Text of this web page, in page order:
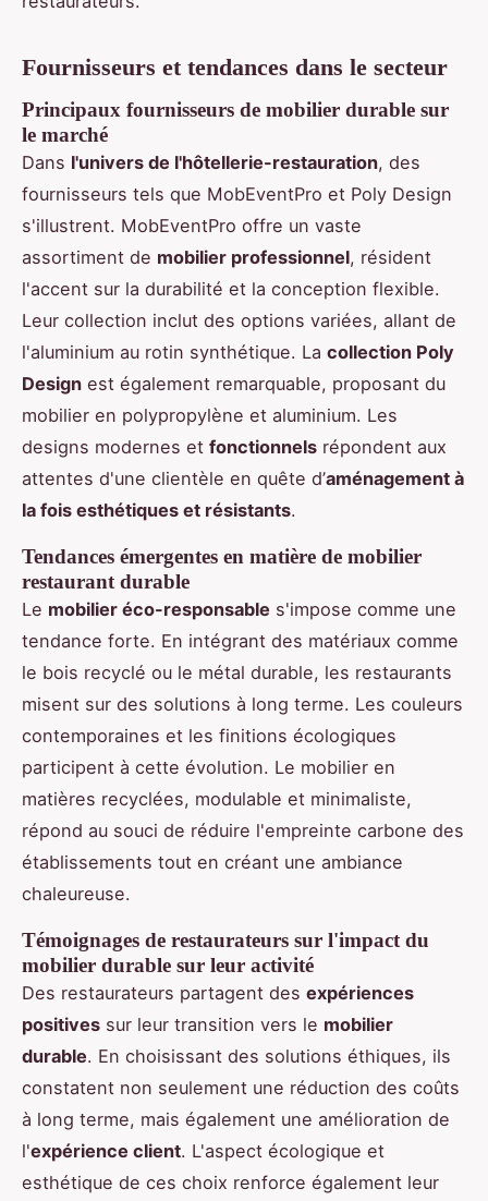
Fournisseurs et tendances dans le secteur
Principaux fournisseurs de mobilier durable sur
le marché
Dans l'univers de l'hôtellerie-restauration, des
fournisseurs tels que MobEventPro et Poly Design
s'illustrent. MobEventPro offre un vaste
assortiment de mobilier professionnel, résident
l'accent sur la durabilité et la conception flexible.
Leur collection inclut des options variées, allant de
l'aluminium au rotin synthétique. La collection Poly
Design est également remarquable, proposant du
mobilier en polypropylène et aluminium. Les
designs modernes et fonctionnels répondent aux
attentes d'une clientèle en quête d’aménagement à
la fois esthétiques et résistants.
Tendances émergentes en matière de mobilier
restaurant durable
Le mobilier éco-responsable s'impose comme une
tendance forte. En intégrant des matériaux comme
le bois recyclé ou le métal durable, les restaurants
misent sur des solutions à long terme. Les couleurs
contemporaines et les finitions écologiques
participent à cette évolution. Le mobilier en
matières recyclées, modulable et minimaliste,
répond au souci de réduire l'empreinte carbone des
établissements tout en créant une ambiance
chaleureuse.
Témoignages de restaurateurs sur l'impact du
mobilier durable sur leur activité
Des restaurateurs partagent des expériences
positives sur leur transition vers le mobilier
durable. En choisissant des solutions éthiques, ils
constatent non seulement une réduction des coûts
à long terme, mais également une amélioration de
l'expérience client. L'aspect écologique et
esthétique de ces choix renforce également leur